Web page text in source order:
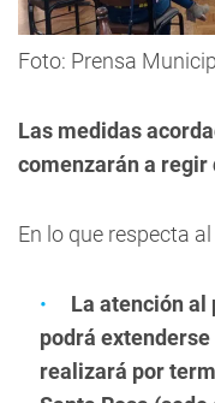
Foto: Prensa
Las medidas
comenzarán a regir
En lo que respecta
La atención al
podrá
realizará por